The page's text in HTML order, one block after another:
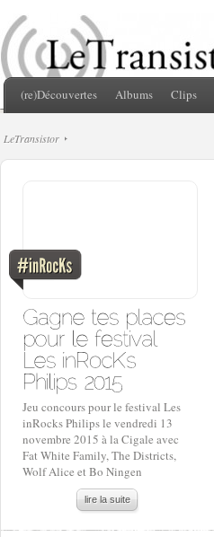
(re)Découvertes Albums Clips
LeTransistor
Jeu concours pour le festival Les
inRocks Philips le vendredi 13
novembre 2015 à la Cigale avec
Fat White Family, The Districts,
Wolf Alice et Bo Ningen
lire la suite